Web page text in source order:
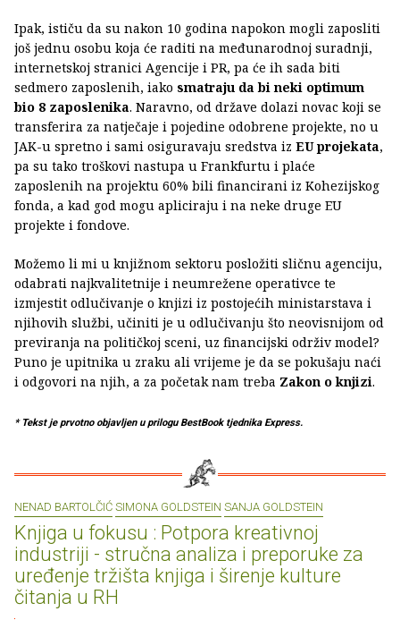
Ipak, ističu da su nakon 10 godina napokon mogli zaposliti
još jednu osobu koja će raditi na međunarodnoj suradnji,
internetskoj stranici Agencije i PR, pa će ih sada biti
sedmero zaposlenih, iako smatraju da bi neki optimum
bio 8 zaposlenika. Naravno, od države dolazi novac koji se
transferira za natječaje i pojedine odobrene projekte, no u
JAK-u spretno i sami osiguravaju sredstva iz EU projekata,
pa su tako troškovi nastupa u Frankfurtu i plaće
zaposlenih na projektu 60% bili financirani iz Kohezijskog
fonda, a kad god mogu apliciraju i na neke druge EU
projekte i fondove.
Možemo li mi u knjižnom sektoru posložiti sličnu agenciju,
odabrati najkvalitetnije i neumrežene operativce te
izmjestit odlučivanje o knjizi iz postojećih ministarstava i
njihovih službi, učiniti je u odlučivanju što neovisnijom od
previranja na političkoj sceni, uz financijski održiv model?
Puno je upitnika u zraku ali vrijeme je da se pokušaju naći
i odgovori na njih, a za početak nam treba Zakon o knjizi.
* Tekst je prvotno objavljen u prilogu BestBook tjednika Express.
NENAD BARTOLČIĆ SIMONA GOLDSTEIN SANJA GOLDSTEIN
Knjiga u fokusu : Potpora kreativnoj
industriji - stručna analiza i preporuke za
uređenje tržišta knjiga i širenje kulture
čitanja u RH